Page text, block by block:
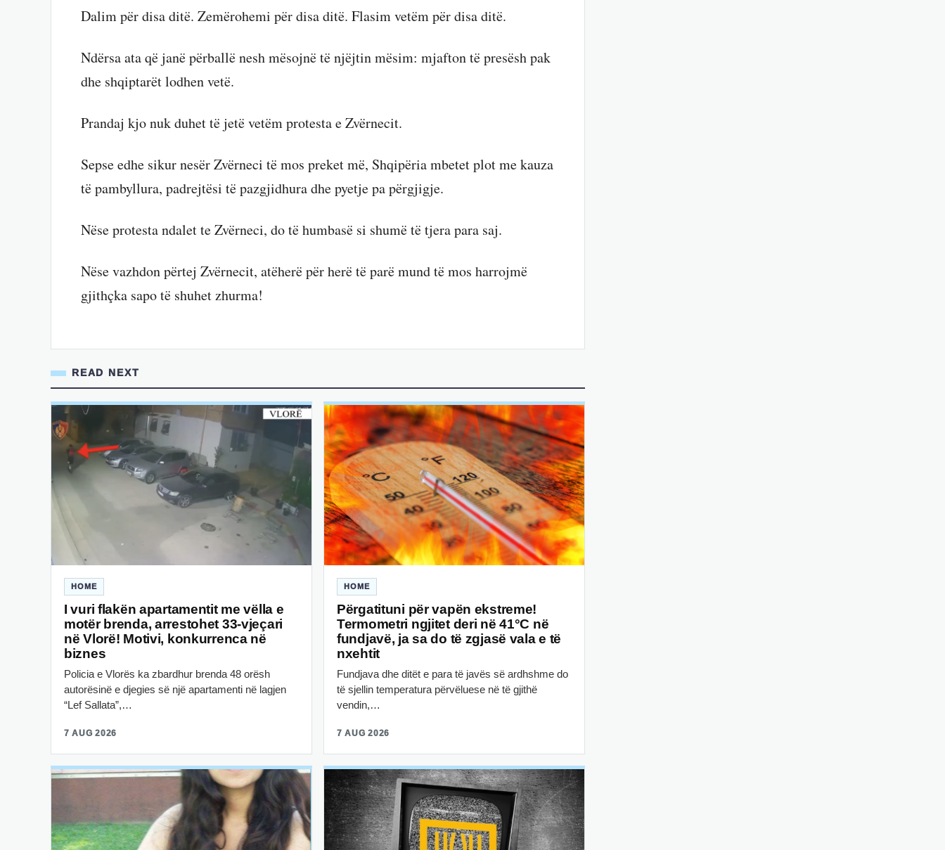
Dalim për disa ditë. Zemërohemi për disa ditë. Flasim vetëm për disa ditë.
Ndërsa ata që janë përballë nesh mësojnë të njëjtin mësim: mjafton të presësh pak
dhe shqiptarët lodhen vetë.
Prandaj kjo nuk duhet të jetë vetëm protesta e Zvërnecit.
Sepse edhe sikur nesër Zvërneci të mos preket më, Shqipëria mbetet plot me kauza
të pambyllura, padrejtësi të pazgjidhura dhe pyetje pa përgjigje.
Nëse protesta ndalet te Zvërneci, do të humbasë si shumë të tjera para saj.
Nëse vazhdon përtej Zvërnecit, atëherë për herë të parë mund të mos harrojmë
gjithçka sapo të shuhet zhurma!
READ NEXT
HOME
I vuri flakën apartamentit me vëlla e
motër brenda, arrestohet 33-vjeçari
në Vlorë! Motivi, konkurrenca në
biznes
Policia e Vlorës ka zbardhur brenda 48 orësh
autorësinë e djegies së një apartamenti në lagjen
“Lef Sallata”,…
7 AUG 2026
HOME
Përgatituni për vapën ekstreme!
Termometri ngjitet deri në 41°C në
fundjavë, ja sa do të zgjasë vala e të
nxehtit
Fundjava dhe ditët e para të javës së ardhshme do
të sjellin temperatura përvëluese në të gjithë
vendin,…
7 AUG 2026